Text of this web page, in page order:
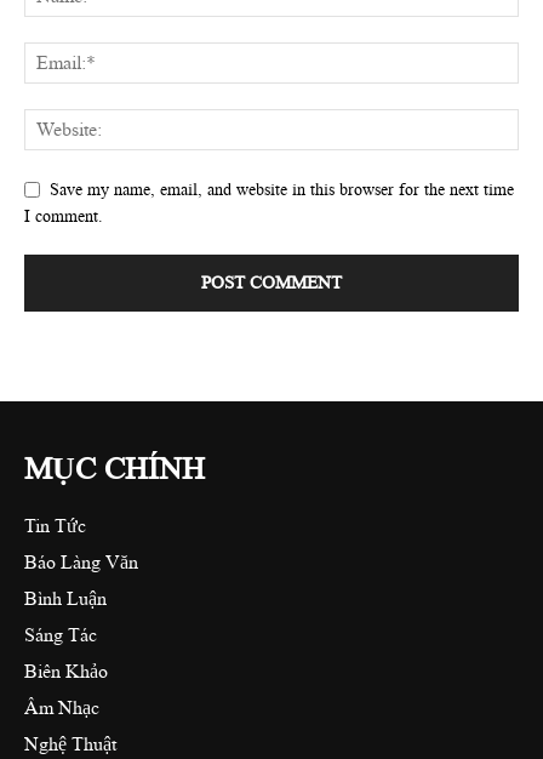
Save my name, email, and website in this browser for the next time
I comment.
MỤC CHÍNH
Tin Tức
Báo Làng Văn
Bình Luận
Sáng Tác
Biên Khảo
Âm Nhạc
Nghệ Thuật